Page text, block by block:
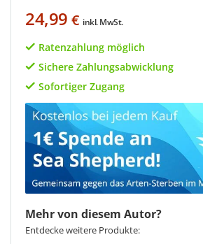
24,99 € inkl. MwSt.
Ratenzahlung möglich
Sichere Zahlungsabwicklung
Sofortiger Zugang
Mehr von diesem Autor?
Entdecke weitere Produkte: